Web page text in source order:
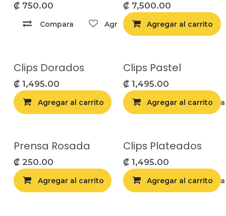
₡ 750.00
Compara Agregar a la lista de deseos
₡ 7,500.00
Agregar al carrito
Clips Dorados
₡ 1,495.00
Agregar al carrito Agregar a la
Clips Pastel
₡ 1,495.00
Agregar al carrito
Prensa Rosada
₡ 250.00
Agregar al carrito Agregar a la
Clips Plateados
₡ 1,495.00
Agregar al carrito